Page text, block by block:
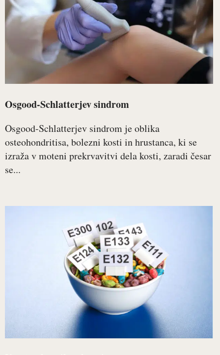
Osgood-Schlatterjev sindrom
Osgood-Schlatterjev sindrom je oblika
osteohondritisa, bolezni kosti in hrustanca, ki se
izraža v moteni prekrvavitvi dela kosti, zaradi česar
se...